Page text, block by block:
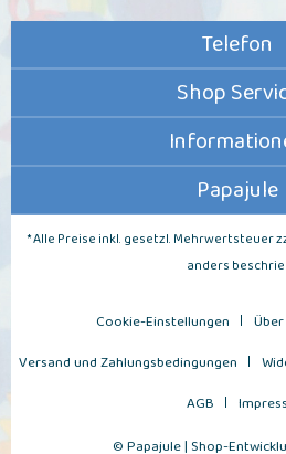
Telefon
Shop
Papajule
* Alle Preise inkl. gesetzl. Mehrwertsteuer
anders
Cookie-Einstellungen
Versand und Zahlungsbedingungen
AGB
© Papajule | Shop-